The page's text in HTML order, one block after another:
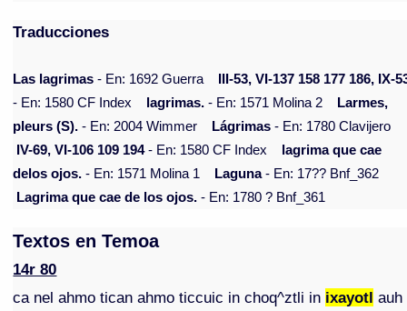
Traducciones
Las lagrimas - En: 1692 Guerra
III-53, VI-137 158 177 186, IX-
- En: 1580 CF Index
lagrimas. - En: 1571 Molina 2
Larmes,
pleurs (S). - En: 2004 Wimmer Lágrimas - En: 1780 Clavijero
IV-69, VI-106 109 194- En: 1580 CF Index
lagrima que cae
delos ojos. - En: 1571 Molina 1 Laguna- En: 17?? Bnf_362
Lagrima que cae de los ojos. - En: 1780 ? Bnf_361
Textos en Temoa
14r 80
ca nel ahmo tican ahmo ticcuic in choq^ztli in ixayotl auh